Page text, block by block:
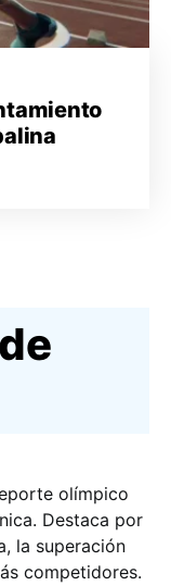
olímpico
Destaca por
la superación
competidores.